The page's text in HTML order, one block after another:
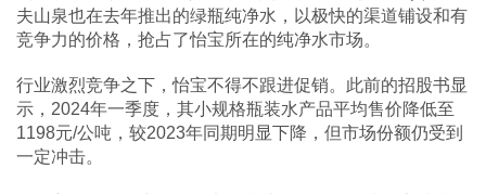
夫山泉也在去年推出的绿瓶纯净水，以极快的渠道铺设和有
竞争力的价格，抢占了怡宝所在的纯净水市场。
行业激烈竞争之下，怡宝不得不跟进促销。此前的招股书显
示，2024年一季度，其小规格瓶装水产品平均售价降低至
1198元/公吨，较2023年同期明显下降，但市场份额仍受到
一定冲击。